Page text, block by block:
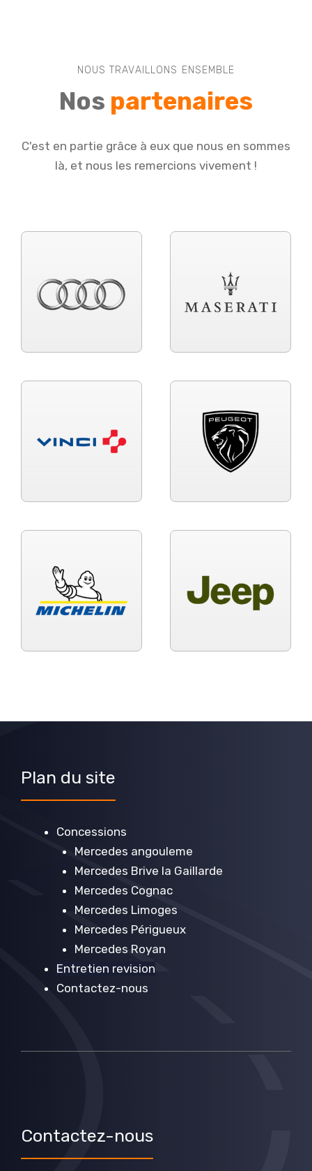
NOUS TRAVAILLONS ENSEMBLE
Nos partenaires
C'est en partie grâce à eux que nous en sommes
là, et nous les remercions vivement !
Plan du site
Concessions
Mercedes angouleme
Mercedes Brive la Gaillarde
Mercedes Cognac
Mercedes Limoges
Mercedes Périgueux
Mercedes Royan
Entretien revision
Contactez-nous
Contactez-nous